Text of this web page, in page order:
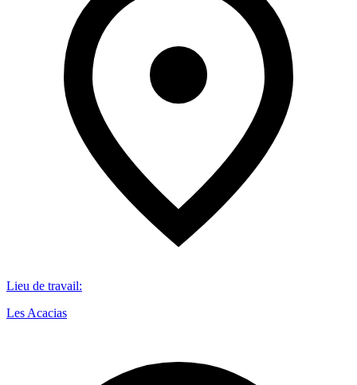
Lieu de travail:
Les Acacias